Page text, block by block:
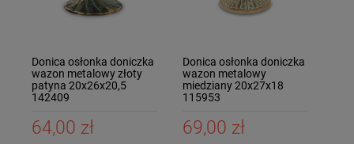
Donica osłonka doniczka
wazon metalowy złoty
patyna 20x26x20,5
142409
64,00 zł
Donica osłonka doniczka
wazon metalowy
miedziany 20x27x18
115953
69,00 zł